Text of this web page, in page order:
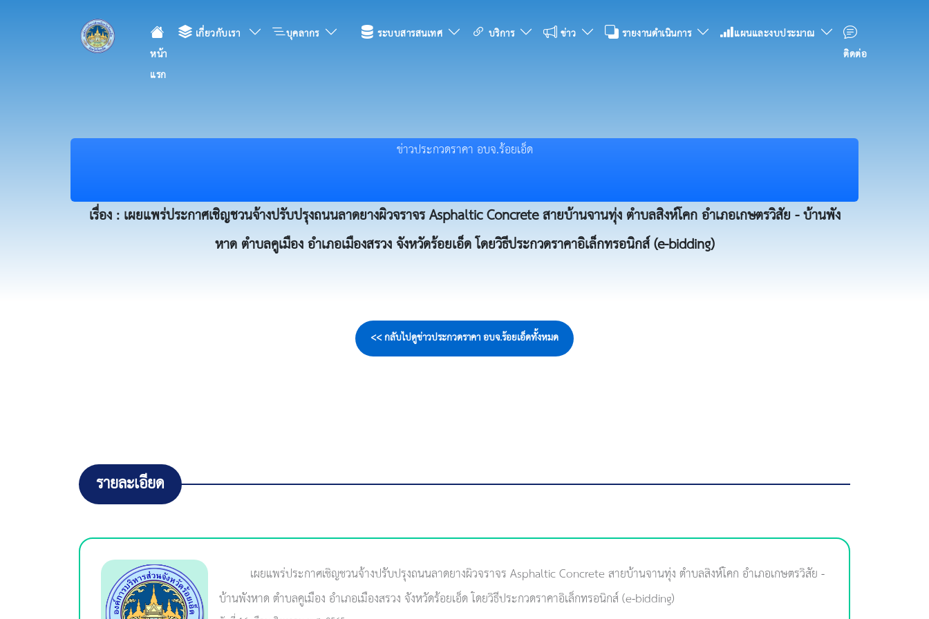
หน้า
แรก
เกี่ยวกับเรา บุคลากร ระบบสารสนเทศ บริการ ข่าว รายงานดำเนินการ
แผนและงบประมาณ
ติดต่อ
ข่าวประกวดราคา อบจ.ร้อยเอ็ด
เรื่อง : เผยแพร่ประกาศเชิญชวนจ้างปรับปรุงถนนลาดยางผิวจราจร Asphaltic Concrete สายบ้านจานทุ่ง ตำบลสิงห์โคก อำเภอเกษตรวิสัย - บ้านพัง
หาด ตำบลคูเมือง อำเภอเมืองสรวง จังหวัดร้อยเอ็ด โดยวิธีประกวดราคาอิเล็กทรอนิกส์ (e-bidding)
<< กลับไปดูข่าวประกวดราคา อบจ.ร้อยเอ็ดทั้งหมด
รายละเอียด
เผยแพร่ประกาศเชิญชวนจ้างปรับปรุงถนนลาดยางผิวจราจร Asphaltic Concrete สายบ้านจานทุ่ง ตำบลสิงห์โคก อำเภอเกษตรวิสัย -
บ้านพังหาด ตำบลคูเมือง อำเภอเมืองสรวง จังหวัดร้อยเอ็ด โดยวิธีประกวดราคาอิเล็กทรอนิกส์ (e-bidding)